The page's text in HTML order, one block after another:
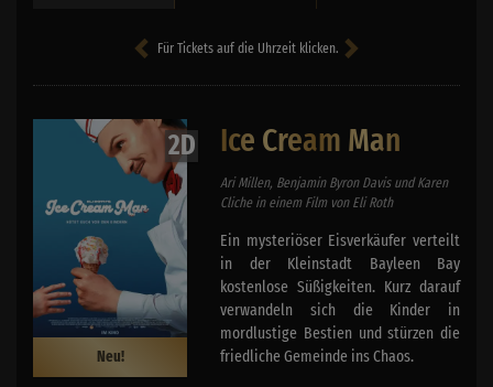
Für Tickets auf die Uhrzeit klicken.
2D
Neu!
Ice Cream Man
Ari Millen, Benjamin Byron Davis und Karen
Cliche in einem Film von Eli Roth
Ein mysteriöser Eisverkäufer verteilt
in der Kleinstadt Bayleen Bay
kostenlose Süßigkeiten. Kurz darauf
verwandeln sich die Kinder in
mordlustige Bestien und stürzen die
friedliche Gemeinde ins Chaos.